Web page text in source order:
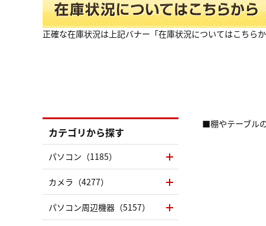
正確な在庫状況は上記バナー「在庫状況についてはこちら
■棚やテーブル
カテゴリから探す
パソコン（1185）
カメラ（4277）
パソコン周辺機器（5157）